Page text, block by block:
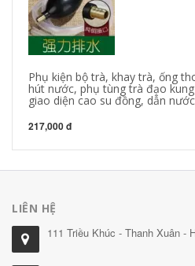
Phụ kiện bộ trà, khay trà, ống
hút nước, phụ tùng trà đạo
giao diện cao su đồng, dẫn nước
217,000 đ
LIÊN HỆ
111 Triều Khúc - Thanh Xuân -